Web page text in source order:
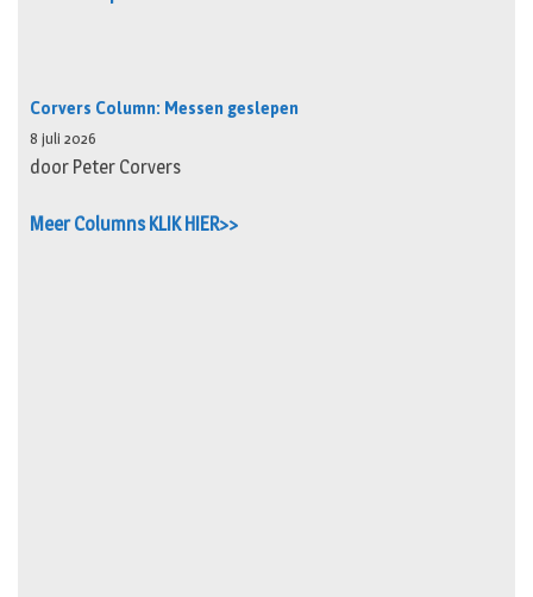
Corvers Column: Messen geslepen
8 juli 2026
door Peter Corvers
Meer Columns KLIK HIER>>